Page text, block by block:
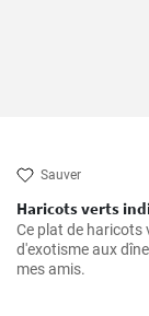
Sauver
Haricots verts
Ce plat de haricots
d'exotisme aux
mes amis.